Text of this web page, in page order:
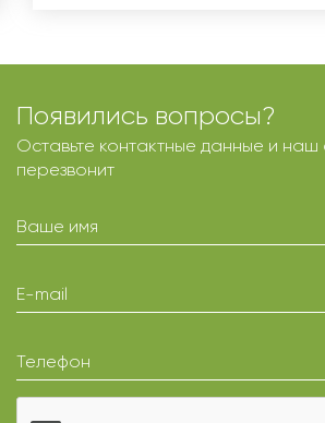
Появились вопросы?
Оставьте контактные данные и
перезвонит
Ваше имя
E-mail
Телефон